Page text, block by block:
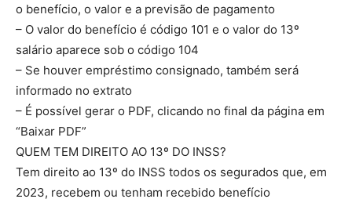
o benefício, o valor e a previsão de pagamento
– O valor do benefício é código 101 e o valor do 13º
salário aparece sob o código 104
– Se houver empréstimo consignado, também será
informado no extrato
– É possível gerar o PDF, clicando no final da página em
“Baixar PDF”
QUEM TEM DIREITO AO 13º DO INSS?
Tem direito ao 13º do INSS todos os segurados que, em
2023, recebem ou tenham recebido benefício